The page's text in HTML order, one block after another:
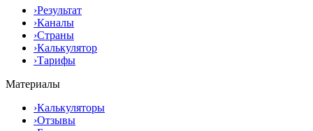
›Результат
›Каналы
›Страны
›Калькулятор
›Тарифы
Материалы
›Калькуляторы
›Отзывы